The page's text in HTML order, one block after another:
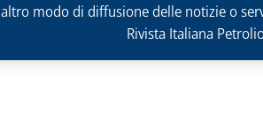
altro modo di diffusione delle notizie o
Rivista Italiana